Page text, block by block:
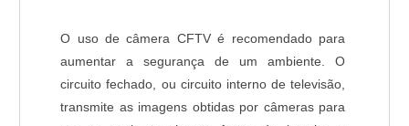
ponta. Aproveite a visita para acessar o site e
saber mais sobre a empresa, os serviços e os
produtos. .
O uso de câmera CFTV é recomendado para
aumentar a segurança de um ambiente. O
circuito fechado, ou circuito interno de televisão,
transmite as imagens obtidas por câmeras para